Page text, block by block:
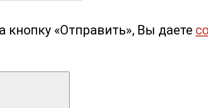
кнопку «Отправить», Вы даете